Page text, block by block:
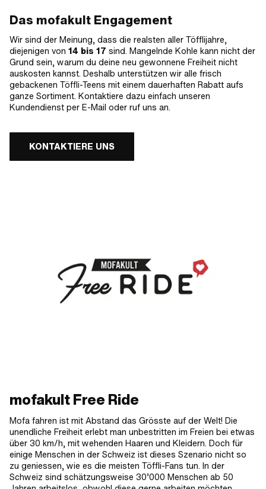
Das mofakult Engagement
Wir sind der Meinung, dass die realsten aller Töfflijahre,
diejenigen von 14 bis 17 sind. Mangelnde Kohle kann nicht der
Grund sein, warum du deine neu gewonnene Freiheit nicht
auskosten kannst. Deshalb unterstützen wir alle frisch
gebackenen Töffli-Teens mit einem dauerhaften Rabatt aufs
ganze Sortiment. Kontaktiere dazu einfach unseren
Kundendienst per E-Mail oder ruf uns an.
KONTAKTIERE UNS
mofakult Free Ride
Mofa fahren ist mit Abstand das Grösste auf der Welt! Die
unendliche Freiheit erlebt man unbestritten im Freien bei etwas
über 30 km/h, mit wehenden Haaren und Kleidern. Doch für
einige Menschen in der Schweiz ist dieses Szenario nicht so
zu geniessen, wie es die meisten Töffli-Fans tun. In der
Schweiz sind schätzungsweise 30’000 Menschen ab 50